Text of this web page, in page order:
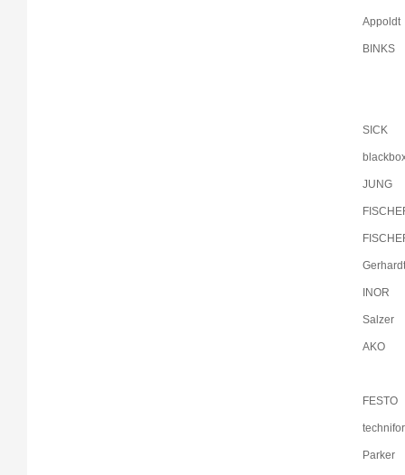
Appoldt
BINKS
SICK
JUNG
INOR
Salzer
AKO
FESTO
technifor
Parker